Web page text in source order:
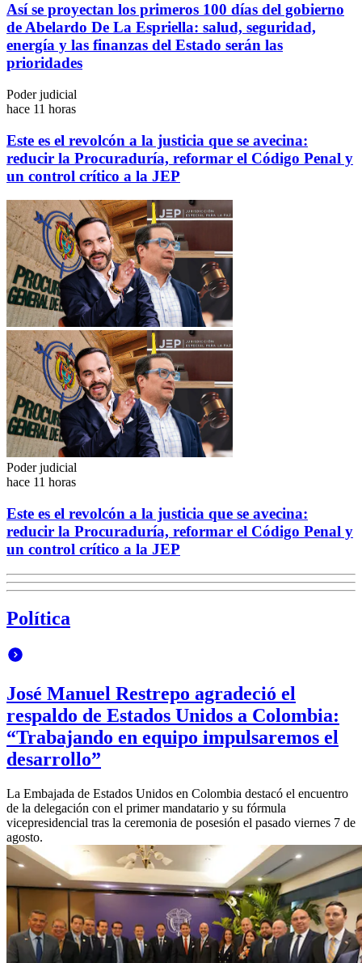
Así se proyectan los primeros 100 días del gobierno
de Abelardo De La Espriella: salud, seguridad,
energía y las finanzas del Estado serán las
prioridades
Poder judicial
hace 11 horas
Este es el revolcón a la justicia que se avecina:
reducir la Procuraduría, reformar el Código Penal y
un control crítico a la JEP
Poder judicial
hace 11 horas
Este es el revolcón a la justicia que se avecina:
reducir la Procuraduría, reformar el Código Penal y
un control crítico a la JEP
Política
José Manuel Restrepo agradeció el
respaldo de Estados Unidos a Colombia:
“Trabajando en equipo impulsaremos el
desarrollo”
La Embajada de Estados Unidos en Colombia destacó el encuentro
de la delegación con el primer mandatario y su fórmula
vicepresidencial tras la ceremonia de posesión el pasado viernes 7 de
agosto.